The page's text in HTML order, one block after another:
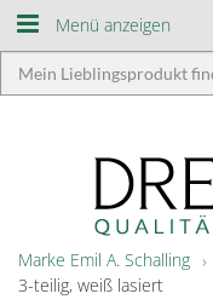
Menü anzeigen
Marke Emil A. Schalling
3-teilig, weiß lasiert